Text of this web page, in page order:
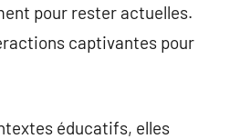
pour rester actuelles.
captivantes pour
éducatifs, elles